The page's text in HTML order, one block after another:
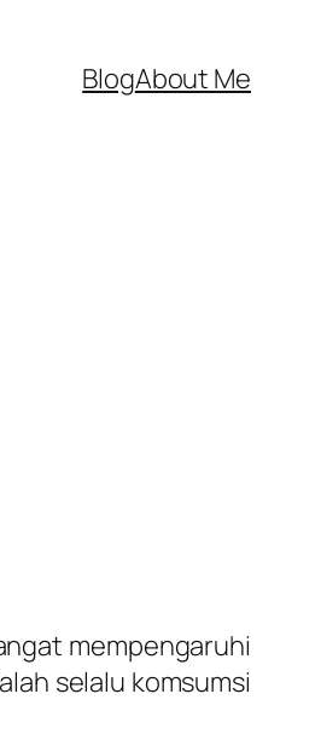
BlogAbout Me
mempengaruhi
selalu komsumsi